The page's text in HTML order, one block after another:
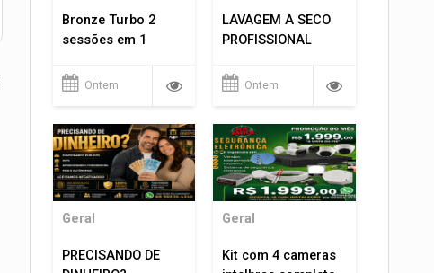
Bronze Turbo 2
sessões em 1
Ontem
LAVAGEM A SECO
PROFISSIONAL
Ontem
Geral
PRECISANDO DE
Geral
Kit com 4 cameras